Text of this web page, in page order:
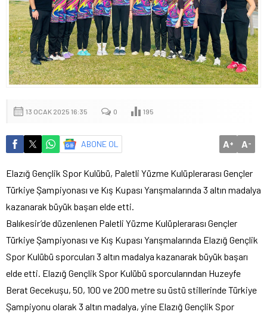
13 OCAK 2025 16:35 0 195
ABONE OL A+ A-
Elazığ Gençlik Spor Kulübü, Paletli Yüzme Kulüplerarası Gençler
Türkiye Şampiyonası ve Kış Kupası Yarışmalarında 3 altın madalya
kazanarak büyük başarı elde etti.
Balıkesir’de düzenlenen Paletli Yüzme Kulüplerarası Gençler
Türkiye Şampiyonası ve Kış Kupası Yarışmalarında Elazığ Gençlik
Spor Kulübü sporcuları 3 altın madalya kazanarak büyük başarı
elde etti. Elazığ Gençlik Spor Kulübü sporcularından Huzeyfe
Berat Gecekuşu, 50, 100 ve 200 metre su üstü stillerinde Türkiye
Şampiyonu olarak 3 altın madalya, yine Elazığ Gençlik Spor